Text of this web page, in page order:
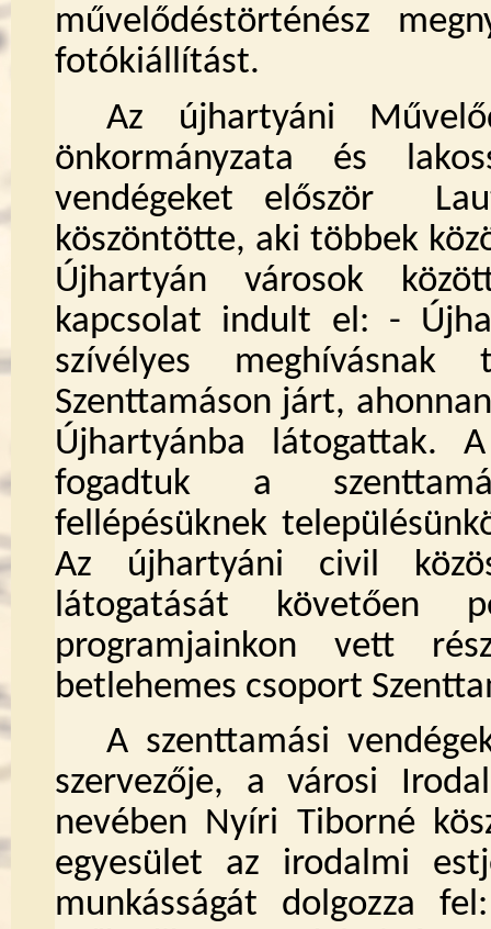
művelődéstörténész
fotókiállítást.
Az újhartyáni
önkormányzata és
vendégeket először
köszöntötte, aki többek
Újhartyán városok
kapcsolat indult el: -
szívélyes
Szenttamáson járt,
Újhartyánba látogattak.
fogadtuk a
fellépésüknek
Az újhartyáni civil
látogatását
programjainkon vett
betlehemes csoport
A szenttamási
szervezője, a városi
nevében Nyíri Tiborné
egyesület az irodalmi
munkásságát dolgozza